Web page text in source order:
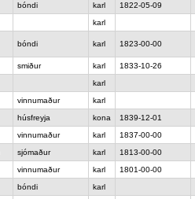
bóndi karl
1822-05-09
karl
bóndi karl 1823-00-00
smiður karl
1833-10-26
karl
vinnumaður
karl
húsfreyja kona
1839-12-01
vinnumaður karl
1837-00-00
sjómaður karl
1813-00-00
vinnumaður karl
1801-00-00
bóndi
karl